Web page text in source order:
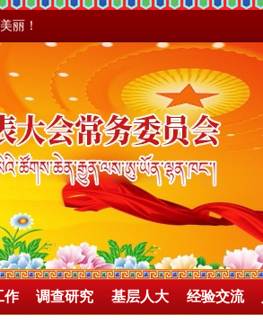
丽！
作 调查研究 基层人大 经验交流